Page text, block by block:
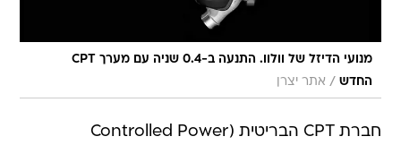
מנועי הדיזל של וולוו. התנעה ב-0.4 שניה עם מערך CPT
החדש / אתר יצרן
חברת CPT הבריטית (Controlled Power